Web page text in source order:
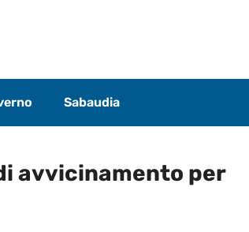
Sabaudia
avvicinamento per